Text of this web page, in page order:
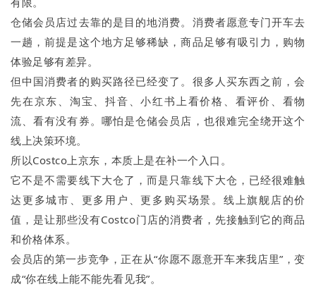
仓储会员店过去靠的是目的地消费。消费者愿意专门开车去
一趟，前提是这个地方足够稀缺，商品足够有吸引力，购物
体验足够有差异。
但中国消费者的购买路径已经变了。很多人买东西之前，会
先在京东、淘宝、抖音、小红书上看价格、看评价、看物
流、看有没有券。哪怕是仓储会员店，也很难完全绕开这个
线上决策环境。
所以Costco上京东，本质上是在补一个入口。
它不是不需要线下大仓了，而是只靠线下大仓，已经很难触
达更多城市、更多用户、更多购买场景。线上旗舰店的价
值，是让那些没有Costco门店的消费者，先接触到它的商品
和价格体系。
会员店的第一步竞争，正在从“你愿不愿意开车来我店里”，变
成“你在线上能不能先看见我”。